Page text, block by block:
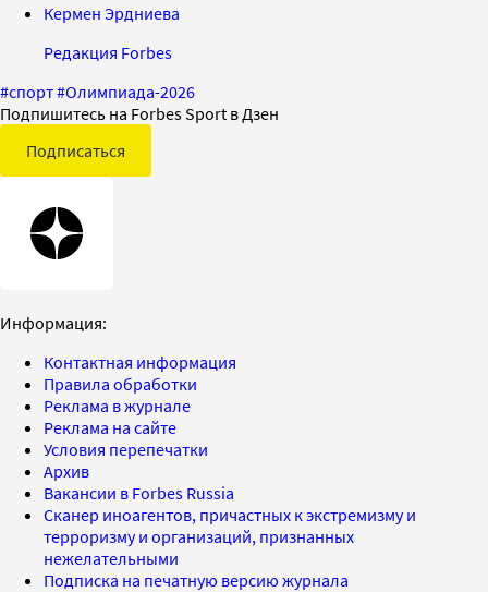
Кермен Эрдниева
Редакция Forbes
#спорт#Олимпиада-2026
Подпишитесь на Forbes Sport в Дзен
Подписаться
Информация:
Контактная информация
Правила обработки
Реклама в журнале
Реклама на сайте
Условия перепечатки
Архив
Вакансии в Forbes Russia
Сканер иноагентов, причастных к экстремизму и
терроризму и организаций, признанных
нежелательными
Подписка на печатную версию журнала